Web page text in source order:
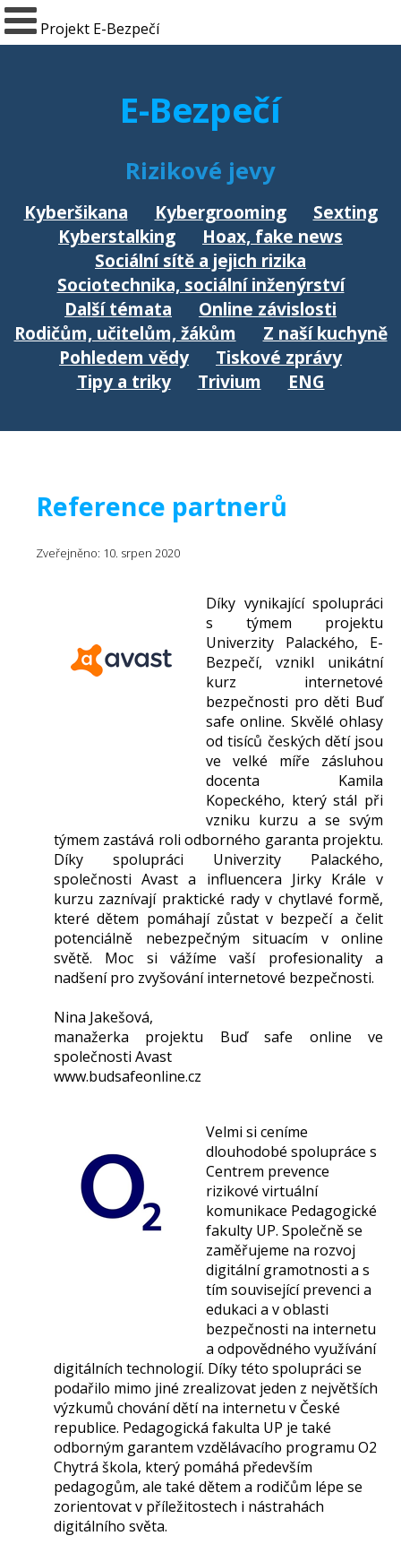
Projekt E-Bezpečí
E-Bezpečí
Rizikové jevy
Kyberšikana Kybergrooming
Sexting
Kyberstalking
Hoax, fake news
Sociální sítě a jejich rizika
Sociotechnika, sociální inženýrství
Další témata
Online závislosti
Rodičům, učitelům, žákům
Z naší kuchyně
Pohledem vědy
Tiskové zprávy
Tipy a triky
Trivium ENG
Reference partnerů
Zveřejněno: 10. srpen 2020
Díky vynikající spolupráci
s týmem projektu
Univerzity Palackého, E-
Bezpečí, vznikl unikátní
kurz internetové
bezpečnosti pro děti Buď
safe online. Skvělé ohlasy
od tisíců českých dětí jsou
ve velké míře zásluhou
docenta Kamila
Kopeckého, který stál při
vzniku kurzu a se svým
týmem zastává roli odborného garanta projektu.
Díky spolupráci Univerzity Palackého,
společnosti Avast a influencera Jirky Krále v
kurzu zaznívají praktické rady v chytlavé formě,
které dětem pomáhají zůstat v bezpečí a čelit
potenciálně nebezpečným situacím v online
světě. Moc si vážíme vaší profesionality a
nadšení pro zvyšování internetové bezpečnosti.
Nina Jakešová,
manažerka projektu Buď safe online ve
společnosti Avast
www.budsafeonline.cz
Velmi si ceníme
dlouhodobé spolupráce s
Centrem prevence
rizikové virtuální
komunikace Pedagogické
fakulty UP. Společně se
zaměřujeme na rozvoj
digitální gramotnosti a s
tím související prevenci a
edukaci a v oblasti
bezpečnosti na internetu
a odpovědného využívání
digitálních technologií. Díky této spolupráci se
podařilo mimo jiné zrealizovat jeden z největších
výzkumů chování dětí na internetu v České
republice. Pedagogická fakulta UP je také
odborným garantem vzdělávacího programu O2
Chytrá škola, který pomáhá především
pedagogům, ale také dětem a rodičům lépe se
zorientovat v příležitostech i nástrahách
digitálního světa.